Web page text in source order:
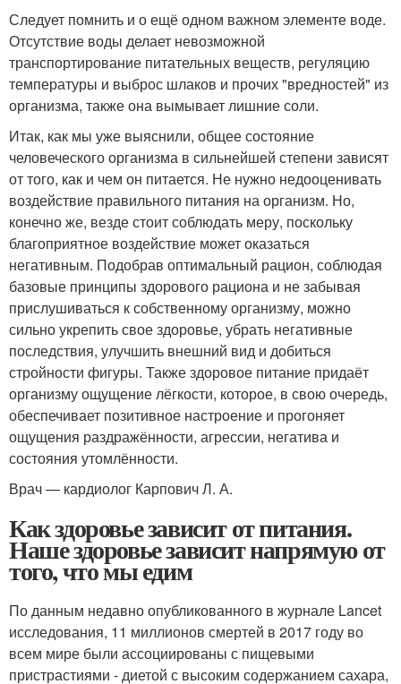
Следует помнить и о ещё одном важном элементе воде.
Отсутствие воды делает невозможной
транспортирование питательных веществ, регуляцию
температуры и выброс шлаков и прочих "вредностей" из
организма, также она вымывает лишние соли.
Итак, как мы уже выяснили, общее состояние
человеческого организма в сильнейшей степени зависят
от того, как и чем он питается. Не нужно недооценивать
воздействие правильного питания на организм. Но,
конечно же, везде стоит соблюдать меру, поскольку
благоприятное воздействие может оказаться
негативным. Подобрав оптимальный рацион, соблюдая
базовые принципы здорового рациона и не забывая
прислушиваться к собственному организму, можно
сильно укрепить свое здоровье, убрать негативные
последствия, улучшить внешний вид и добиться
стройности фигуры. Также здоровое питание придаёт
организму ощущение лёгкости, которое, в свою очередь,
обеспечивает позитивное настроение и прогоняет
ощущения раздражённости, агрессии, негатива и
состояния утомлённости.
Врач — кардиолог Карпович Л. А.
Как здоровье зависит от питания.
Наше здоровье зависит напрямую от
того, что мы едим
По данным недавно опубликованного в журнале Lancet
исследования, 11 миллионов смертей в 2017 году во
всем мире были ассоциированы с пищевыми
пристрастиями - диетой с высоким содержанием сахара,